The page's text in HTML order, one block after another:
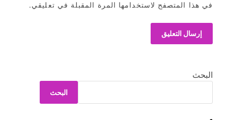
في هذا المتصفح لاستخدامها المرة المقبلة في تعليقي.
البحث
البحث